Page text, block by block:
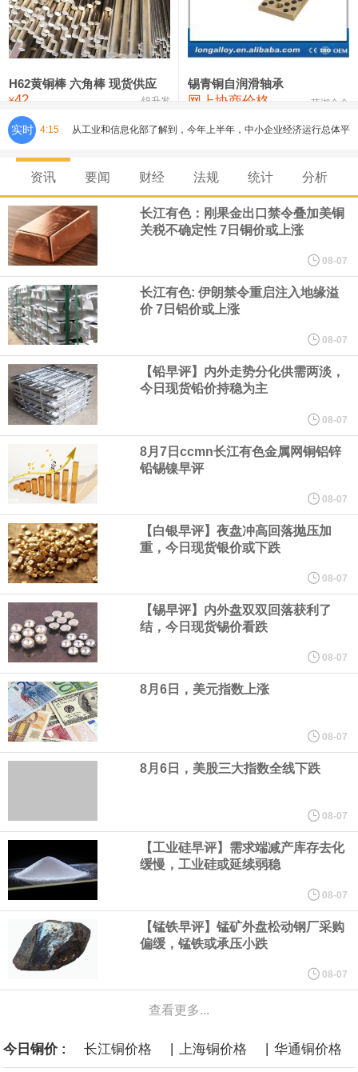
铸造铝合金锭(ZLD104) 24,300—24,500 24,400
压铸锌合金锭 26,500—26,700
氯化镍 38,300—40,300 39,300 0
H62黄铜棒 六角棒 现货供应
¥42 锦升发
锡青铜自润滑轴承
网上协商价格 芜湖合金
实时 4:15
模以上工业中小企业增加值同比增长5.8%，营业收入同比增长
7.7%，为2023年以来同期最高水平，利润总额同比增长16.9%，为
2022年以来同期最高水平，生产经营稳步向好，盈利能力持续增
强。
伊朗议会主席团成员萨利米公开伊方拟议的霍尔木兹海峡战略管理
方案初步文本细节，内容包括禁止敌对方面通过海峡等，违反规定
者将被处以最高达货物价值20%的罚款。该方案显示，美国、以色
列等国的船只将被禁止通过霍尔木兹海峡；与以色列有关的军用和
民用货物不得通过该区域；参与针对“抵抗阵线”行动的船只或货物也
将被禁止通行。
美国新墨西哥州第一司法区法院当地时间8月6日作出裁决，社交媒
体“脸书（Facebook）”、“照片墙（Instagram）”的母公司美
国“元”公司应向该州一项基金支付5.67 亿美元，用于应对青少年因
使用其产品而面临的心理健康问题。 这一裁决源于今年早些时候的
一场审判。在那次审判中，新墨西哥州陪审团认定“元”公司需就涉嫌
的补救金，二者叠加达9.42亿美元。
会面。据知情人士透露，此次活动旨在展示为促进关键矿产开发和
资讯 要闻 财经 法规 统计 分析
长江有色：刚果金出口禁令叠加美铜
关税不确定性 7日铜价或上涨
08-07
长江有色: 伊朗禁令重启注入地缘溢
价 7日铝价或上涨
08-07
【铅早评】内外走势分化供需两淡，
今日现货铅价持稳为主
08-07
8月7日ccmn长江有色金属网铜铝锌
铅锡镍早评
08-07
【白银早评】夜盘冲高回落抛压加
重，今日现货银价或下跌
08-07
【锡早评】内外盘双双回落获利了
结，今日现货锡价看跌
08-07
8月6日，美元指数上涨
08-07
8月6日，美股三大指数全线下跌
08-07
【工业硅早评】需求端减产库存去化
缓慢，工业硅或延续弱稳
08-07
【锰铁早评】锰矿外盘松动钢厂采购
偏缓，锰铁或承压小跌
08-07
查看更多...
今日铜价 : 长江铜价格 | 上海铜价格 | 华通铜价格